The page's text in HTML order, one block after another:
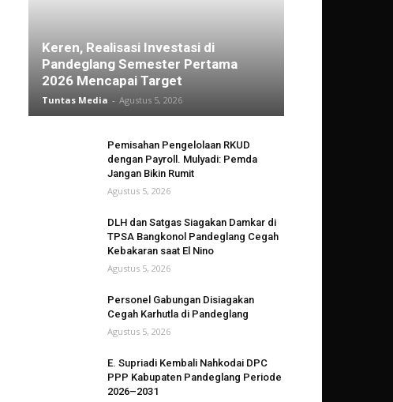
Keren, Realisasi Investasi di
Pandeglang Semester Pertama
2026 Mencapai Target
Tuntas Media - Agustus 5, 2026
Pemisahan Pengelolaan RKUD
dengan Payroll. Mulyadi: Pemda
Jangan Bikin Rumit
Agustus 5, 2026
DLH dan Satgas Siagakan Damkar di
TPSA Bangkonol Pandeglang Cegah
Kebakaran saat El Nino
Agustus 5, 2026
Personel Gabungan Disiagakan
Cegah Karhutla di Pandeglang
Agustus 5, 2026
E. Supriadi Kembali Nahkodai DPC
PPP Kabupaten Pandeglang Periode
2026–2031